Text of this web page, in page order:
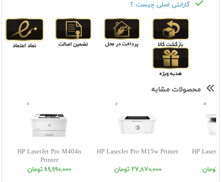
گارانتی اصلی چیست ؟
محصولات مشابه
HP LaserJet Pro M404n
Printer
٤٩,٩٩٠,٠٠٠ تومان
HP LaserJet Pro M15w Printer
٢٧,٨٧٠,٠٠٠ تومان
HP